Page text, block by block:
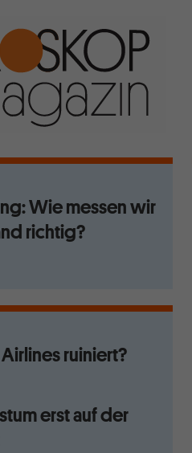
Wie messen wir
richtig?
ruiniert?
erst auf der